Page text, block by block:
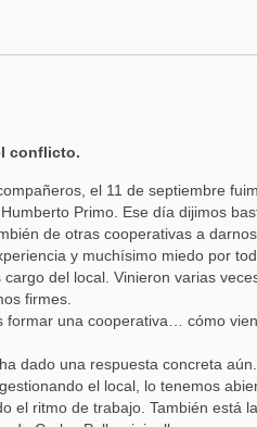
conflicto.
el 11 de septiembre
Primo. Ese día dijimos
de otras cooperativas a darnos
y muchísimo miedo por
del local. Vinieron varias
firmes.
formar una cooperativa… cómo
dado una respuesta concreta aún.
el local, lo tenemos
el ritmo de trabajo. También está la